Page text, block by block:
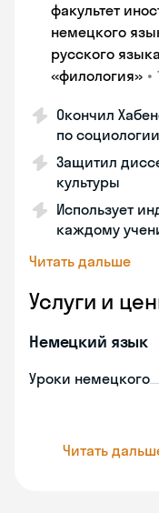
факультет
немецкого
русского
«филология» •
Окончил
по социологии
Защитил
культуры
Использует
каждому
Читать дальше
Услуги и
Немецкий язык
Уроки немецкого
Читать